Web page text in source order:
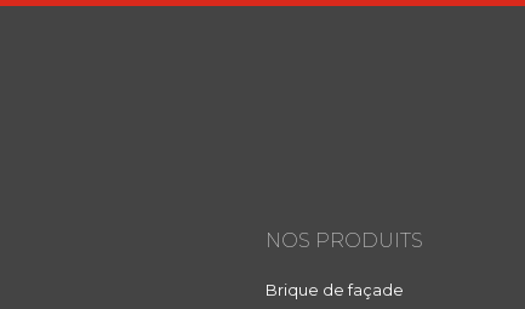
NOS PRODUITS
Brique de façade